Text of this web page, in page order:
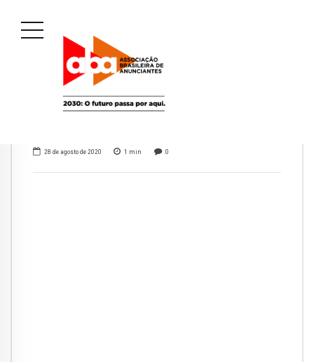
28 de agosto de 2020 1 min 0